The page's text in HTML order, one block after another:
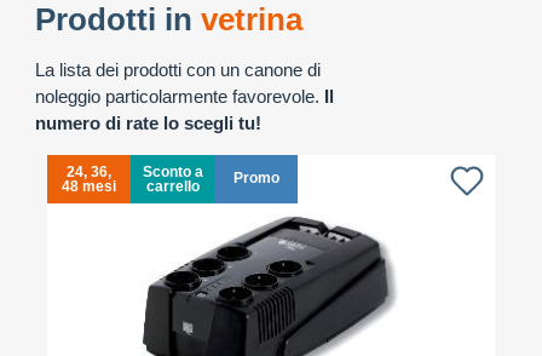
Prodotti in vetrina
La lista dei prodotti con un canone di
noleggio particolarmente favorevole. Il
numero di rate lo scegli tu!
24, 36,
48 mesi
Sconto a
carrello
Promo